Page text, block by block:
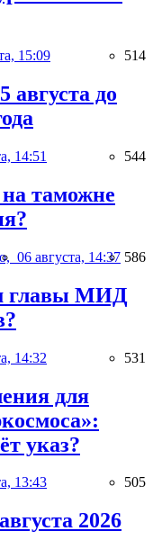
15:09 514
августа до
14:51 544
таможне
06 августа, 14:37 586
главы МИД
14:32 531
для
указ?
13:43 505
2026